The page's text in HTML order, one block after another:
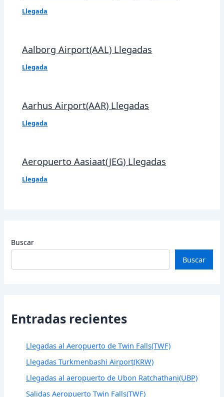
Llegada
Aalborg Airport(AAL) Llegadas
Llegada
Aarhus Airport(AAR) Llegadas
Llegada
Aeropuerto Aasiaat(JEG) Llegadas
Llegada
Buscar
Buscar
Entradas recientes
Llegadas al Aeropuerto de Twin Falls(TWF)
Llegadas Turkmenbashi Airport(KRW)
Llegadas al aeropuerto de Ubon Ratchathani(UBP)
Salidas Aeropuerto Twin Falls(TWF)